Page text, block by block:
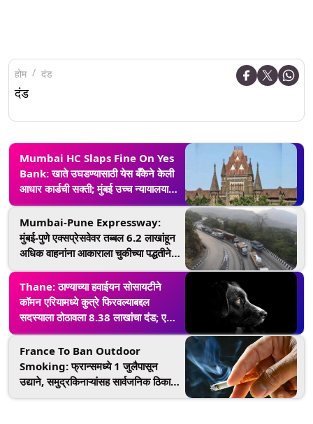
होम दंड
दंड
Mumbai HC Slaps Fine On Yes
Bank: खाते उघडण्यासाठी येस बँकेने केली
आधार कार्डची सक्ती; मुंबई उच्च न्यायालयाने
ठोठावला 50 हजार रुपयांचा दंड
Mumbai-Pune Expressway:
मुंबई-पुणे एक्सप्रेसवेवर तब्बल 6.2 लाखांहून
अधिक वाहनांना आकाराला चुकीच्या पद्धतीने
दंड; चुकून वसूल केले 12.4 कोटी रुपये
Thane: ठाण्याच्या हवाईयन सोसायटीने
कॉमन एरियामध्ये कुत्रे फिरवल्याबद्दल
सदस्याला ठोठावला 8.38 लाखांचा दंड; एकूण
दंडाची रक्कम पोहोचली 14.12 लाखांवर
France To Ban Outdoor
Smoking: फ्रान्समध्ये 1 जुलैपासून
उद्याने, समुद्रकिनाऱ्यांसह सार्वजनिक ठिकाणी
धुम्रपानावर बंदी; उल्लंघन केल्यास 13,000